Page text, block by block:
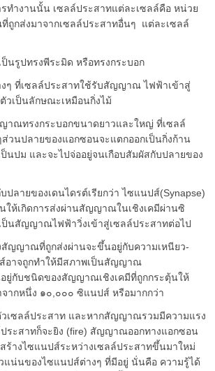
ทำงานนั้น เซลล์ประสาทแต่ละเซลล์คือ หน่วย
กส่งมาจากเซลล์ประสาทอื่นๆ แต่ละเซลล์
ปทรงพีระมิด หรือทรงกระบอก
ที่เซลล์ประสาทใช้รับสัญญาณ ไฟฟ้าเข้าสู่
วเป็นลักษณะเหมือนกิ่งไม้
ทรงกระบอกขนาดยาวและใหญ่ ที่เซลล์
นปลายของแอกซอนจะแตกออกเป็นกิ่งก้าน
ปม และจะไปจ่ออยู่จนเกือบสัมผัสกับปลายของ
ยของเดนไดรต์เรียกว่า ไซแนปส์(Synapse)
ห้เกิดการส่งผ่านสัญญาณในเชิงเคมีผ่านซิ
นสัญญาณไฟฟ้าวิ่งเข้าสู่เซลล์ประสาทต่อไป
าณที่ถูกส่งผ่านจะขึ้นอยู่กับความเหนียว-
อาจถูกทำให้มีสภาพเป็นสัญญาณ
ยู่กับชนิดของสัญญาณเชิงเคมีที่ถูกกระตุ้นให้
ากหนึ่ง ๑๐,๐๐๐ ซิแนปส์ หรือมากกว่า
ลล์ประสาท และหากสัญญาณรวมมีความแรง
ระสาทก็จะยิง (fire) สัญญาณออกทางแอกซอน
ร้างไซแนปส์ระหว่างเซลล์ประสาทขึ้นมาใหม่
แน่นของไซแนปส์ต่างๆ ที่มีอยู่ นั่นคือ ความรู้ได้